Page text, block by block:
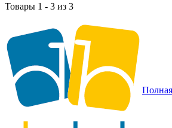
Товары 1 - 3 из 3